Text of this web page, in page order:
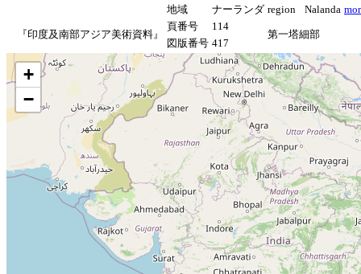
地域
ナーランダ region Nalanda
『印度及南部アジア美術資料』
頁番号 114
第一塔細部
図版番号 417
+
−